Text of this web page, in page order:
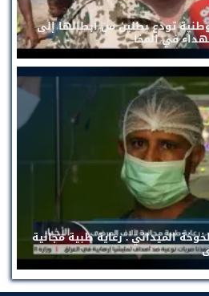
تودع بطلين من أبطالها إلى
في المخا
الميداني . رعاية طبية مجانية